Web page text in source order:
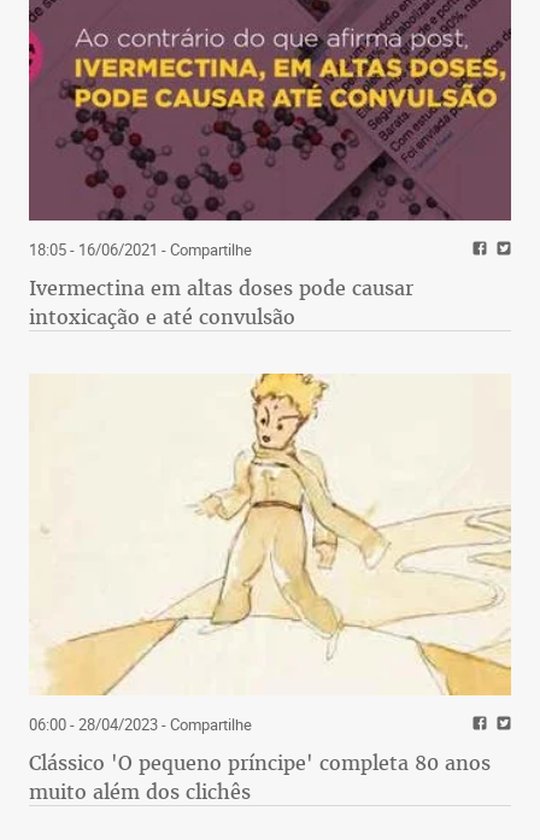
18:05 - 16/06/2021 - Compartilhe
Ivermectina em altas doses pode causar
intoxicação e até convulsão
06:00 - 28/04/2023- Compartilhe
Clássico 'O pequeno príncipe' completa 80 anos
muito além dos clichês